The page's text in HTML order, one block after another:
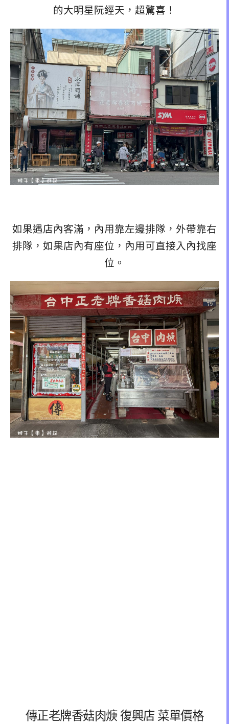
的大明星阮經天，超驚喜！
如果遇店內客滿，內用靠左邊排隊，外帶靠右
排隊，如果店內有座位，內用可直接入內找座
位。
傳正老牌香菇肉焿 復興店 菜單價格